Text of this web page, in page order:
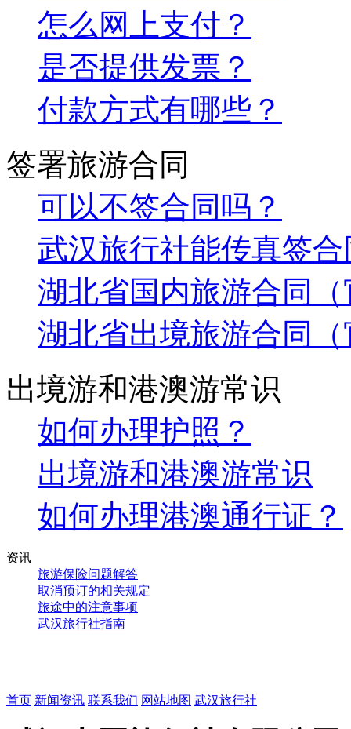
怎么网上支付？
是否提供发票？
付款方式有哪些？
签署旅游合同
可以不签合同吗？
武汉旅行社能传真签合
湖北省国内旅游合同（
湖北省出境旅游合同（
出境游和港澳游常识
如何办理护照？
出境游和港澳游常识
如何办理港澳通行证？
资讯
旅游保险问题解答
取消预订的相关规定
旅途中的注意事项
武汉旅行社指南
首页 新闻资讯 联系我们 网站地图 武汉旅行社